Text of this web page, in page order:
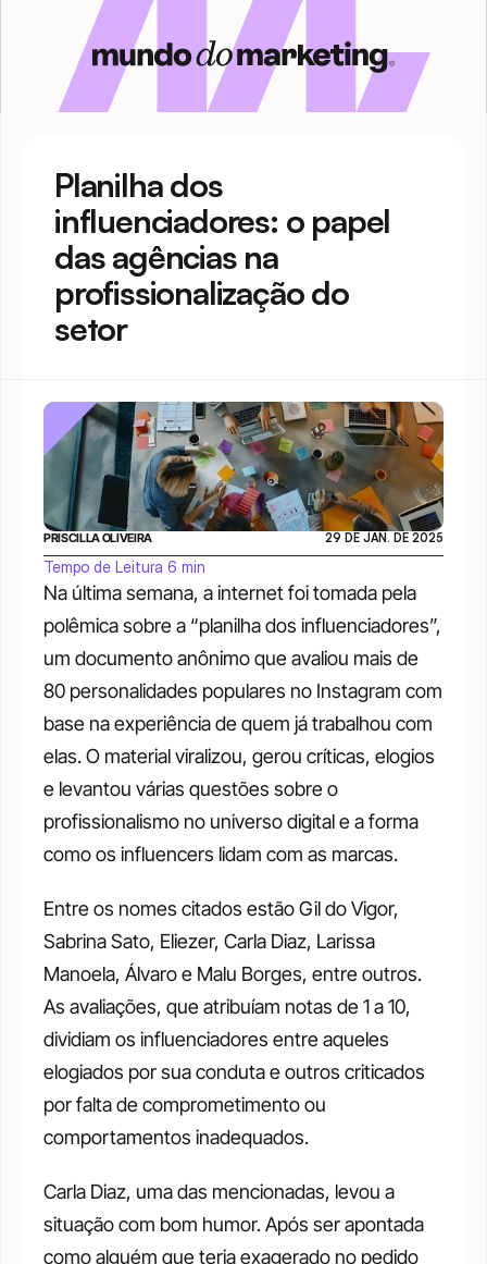
Planilha dos
influenciadores: o papel
das agências na
profissionalização do
setor
Na última semana, a internet foi tomada pela
polêmica sobre a “planilha dos influenciadores”,
um documento anônimo que avaliou mais de
80 personalidades populares no Instagram com
base na experiência de quem já trabalhou com
elas. O material viralizou, gerou críticas, elogios
e levantou várias questões sobre o
profissionalismo no universo digital e a forma
como os influencers lidam com as marcas.
Entre os nomes citados estão Gil do Vigor,
Sabrina Sato, Eliezer, Carla Diaz, Larissa
Manoela, Álvaro e Malu Borges, entre outros.
As avaliações, que atribuíam notas de 1 a 10,
dividiam os influenciadores entre aqueles
elogiados por sua conduta e outros criticados
por falta de comprometimento ou
comportamentos inadequados.
Carla Diaz, uma das mencionadas, levou a
situação com bom humor. Após ser apontada
como alguém que teria exagerado no pedido
PRISCILLA OLIVEIRA 29 DE JAN. DE 2025
Tempo de Leitura 6 min